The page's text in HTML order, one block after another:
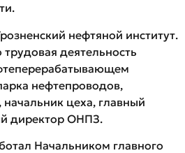
нефтяной институт.
трудовая деятельность
нефтепроводов,
начальник цеха, главный
директор ОНПЗ.
Начальником главного